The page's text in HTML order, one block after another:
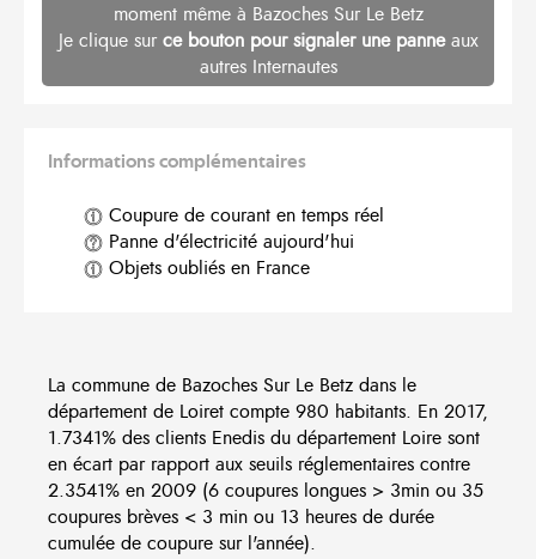
moment même à Bazoches Sur Le Betz
Je clique sur ce bouton pour signaler une panneaux
autres Internautes
Informations complémentaires
Coupure de courant en temps réel
Panne d'électricité aujourd'hui
Objets oubliés en France
La commune de Bazoches Sur Le Betz dans le
département de Loiret compte 980 habitants. En 2017,
1.7341% des clients Enedis du département Loire sont
en écart par rapport aux seuils réglementaires contre
2.3541% en 2009 (6 coupures longues > 3min ou 35
coupures brèves < 3 min ou 13 heures de durée
cumulée de coupure sur l'année).